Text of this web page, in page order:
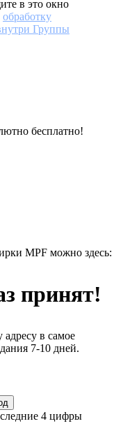
в это окно
обработку
Группы
бесплатно!
MPF можно здесь:
принят!
в самое
7-10 дней.
4 цифры